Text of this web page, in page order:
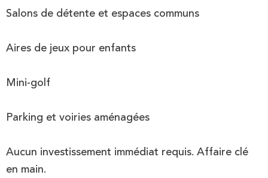
Salons de détente et espaces communs
Aires de jeux pour enfants
Mini-golf
Parking et voiries aménagées
Aucun investissement immédiat requis. Affaire clé
en main.